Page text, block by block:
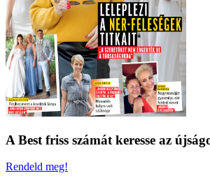
A Best friss számát keresse az
Rendeld meg!